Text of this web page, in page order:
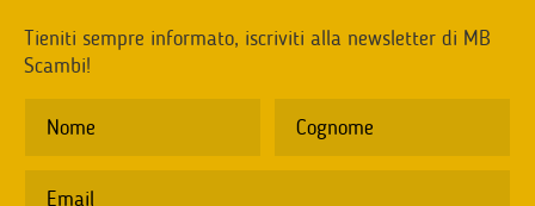
Tieniti sempre informato, iscriviti alla newsletter di MB
Scambi!